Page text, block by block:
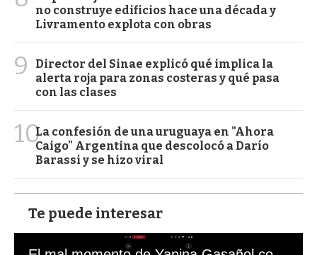
no construye edificios hace una década y
Livramento explota con obras
9
Director del Sinae explicó qué implica la
alerta roja para zonas costeras y qué pasa
con las clases
10La confesión de una uruguaya en "Ahora
Caigo" Argentina que descolocó a Darío
Barassi y se hizo viral
Te puede interesar